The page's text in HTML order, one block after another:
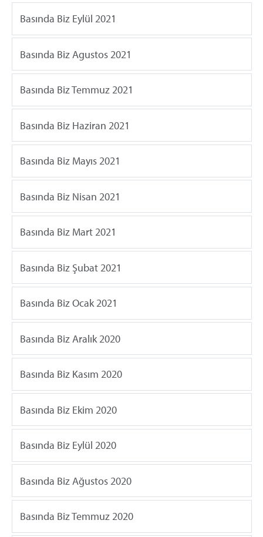
Basında Biz Eylül 2021
Basında Biz Agustos 2021
Basında Biz Temmuz 2021
Basında Biz Haziran 2021
Basında Biz Mayıs 2021
Basında Biz Nisan 2021
Basında Biz Mart 2021
Basında Biz Şubat 2021
Basında Biz Ocak 2021
Basında Biz Aralık 2020
Basında Biz Kasım 2020
Basında Biz Ekim 2020
Basında Biz Eylül 2020
Basında Biz Ağustos 2020
Basında Biz Temmuz 2020